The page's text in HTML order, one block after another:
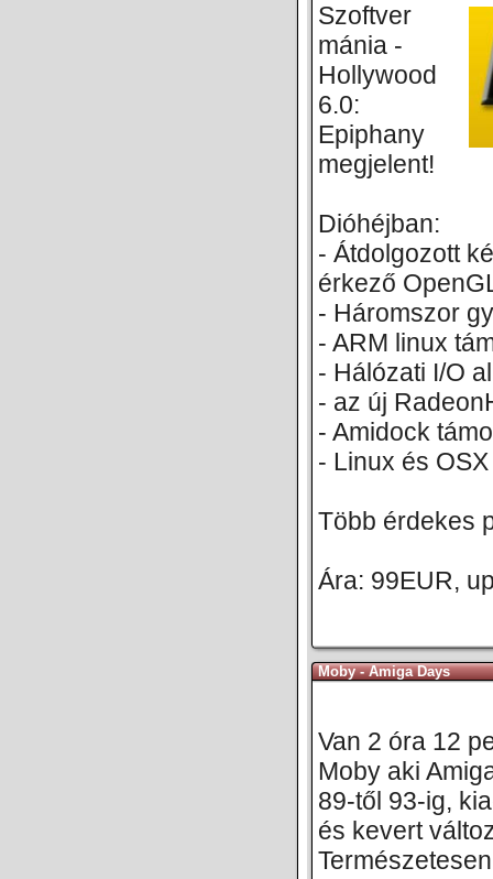
Szoftver
mánia -
Hollywood
6.0:
Epiphany
megjelent!
Dióhéjban:
- Átdolgozott
érkező
- Háromszor
- ARM linux
- Hálózati I/O
- az új
- Amidock
- Linux és
Több érdekes
Ára: 99EUR,
Moby - Amiga Days
Van 2 óra 12
Moby aki
89-től 93-ig,
és kevert